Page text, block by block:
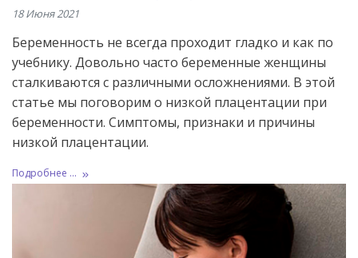
18 Июня 2021
Беременность не всегда проходит гладко и как по
учебнику. Довольно часто беременные женщины
сталкиваются с различными осложнениями. В этой
статье мы поговорим о низкой плацентации при
беременности. Симптомы, признаки и причины
низкой плацентации.
Подробнее ...